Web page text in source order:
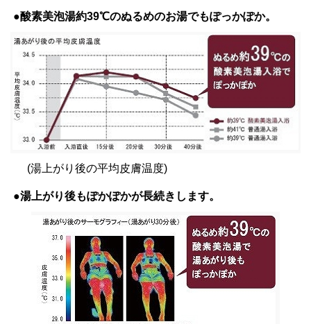
●酸素美泡湯約39℃のぬるめのお湯でもぽっかぽか。
(湯上がり後の平均皮膚温度)
●湯上がり後もぽかぽかが長続きします。